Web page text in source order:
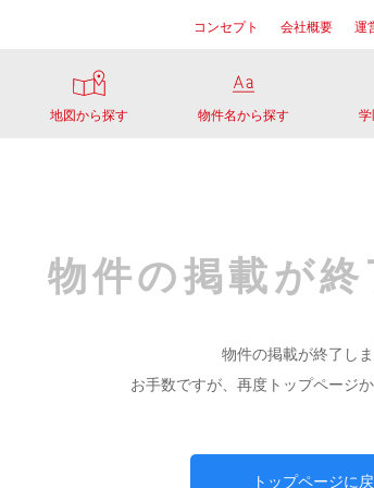
コンセプト 会社概要 運
地図から探す 物件名から探す
物件の掲載が終
物件の掲載が終了しま
お手数ですが、再度トップページ
トップページに